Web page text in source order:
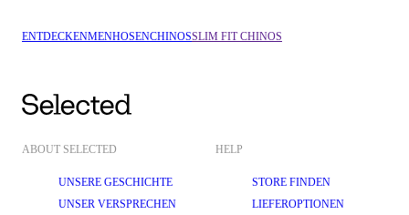
CHINOS: VIELSEITIGE PIECES FÜR DEN ALLTAG
Passform ist eine zeitlose Wahl, die dank des schmal zulaufenden
Designs und der normalen Bundhöhe nie aus der Mode kommt. Unsere
anliegende Passform. Sie betont deine natürliche Figur und geht in
Chinos sind die perfekte Balance zwischen Style und Lässigkeit.
ENTDECKENMENHOSENCHINOSSLIM FIT CHINOS
ABOUT SELECTED
UNSERE GESCHICHTE
UNSER VERSPRECHEN
HELP
STORE FINDEN
LIEFEROPTIONEN